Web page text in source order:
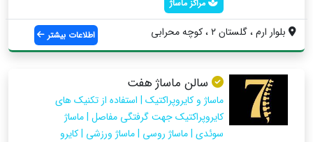
مراکز ماساژ
بلوار ارم ، گلستان ۲ ، کوچه محرابی اطلاعات بیشتر
سالن ماساژ هفت
ماساژ و کایروپراکتیک | استفاده از تکنیک های
کایروپراکتیک جهت گرفتگی مفاصل | ماساژ
سوئدی | ماساژ روسی | ماساژ ورزشی | کایرو